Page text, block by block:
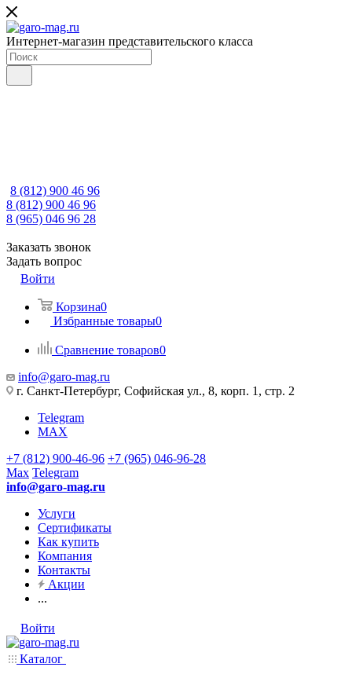
Интернет-магазин представительского класса
8 (812) 900 46 96
8 (812) 900 46 96
8 (965) 046 96 28
Заказать звонок
Задать вопрос
Войти
Корзина0
Избранные товары0
Сравнение товаров0
info@garo-mag.ru
г. Санкт-Петербург, Софийская ул., 8, корп. 1, стр. 2
Telegram
MAX
+7 (812) 900-46-96 +7 (965) 046-96-28
Max Telegram
info@garo-mag.ru
Услуги
Сертификаты
Как купить
Компания
Контакты
Акции
...
Войти
Каталог